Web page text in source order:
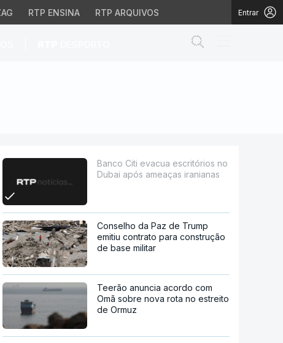
RTP ENSINA RTP ARQUIVOS Entrar
ameaças iranianas
Banco Citi evacua escritórios no
Dubai após ameaças iranianas
Conselho da Paz de Trump
emitiu contrato para construção
de base militar
Teerão anuncia acordo com
Omã sobre nova rota no estreito
de Ormuz